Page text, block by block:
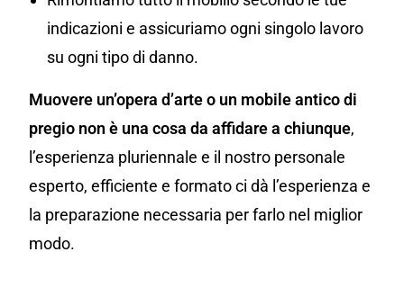
indicazioni e assicuriamo ogni singolo lavoro
su ogni tipo di danno.
Muovere un’opera d’arte o un mobile antico di
pregio non è una cosa da affidare a chiunque,
l’esperienza pluriennale e il nostro personale
esperto, efficiente e formato ci dà l’esperienza e
la preparazione necessaria per farlo nel miglior
modo.